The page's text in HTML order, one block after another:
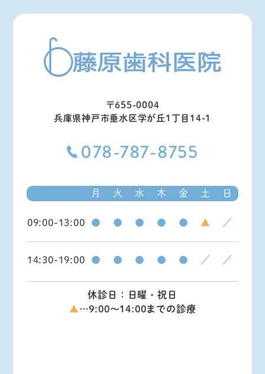
〒655-0004
兵庫県神戸市垂水区学が丘1丁目14-1
078-787-8755
月 火 水 木 金 土 日
09:00-13:00 ● ● ● ● ● ▲ ／
14:30-19:00 ● ● ● ● ● ／ ／
休診日：日曜・祝日
▲ …9:00～14:00までの診療